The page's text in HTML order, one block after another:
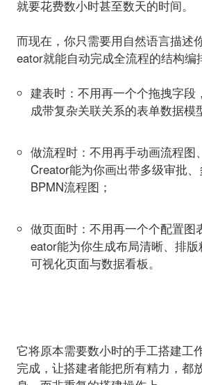
就要花费数小时甚至数天的时间。
而现在，你只需要用自然语言描述
eator就能自动完成全流程的结构编
建表时： 不用再一个个拖拽字段
成带复杂关联关系的表单数据模
做流程时： 不用再手动画流程图
Creator能为你画出带多级审批
BPMN流程图；
做页面时： 不用再一个个配置图
eator能为你生成布局清晰、排
可视化页面与数据看板。
它将原本需要数小时的手工搭建工
完成，让搭建者能把所有精力，都